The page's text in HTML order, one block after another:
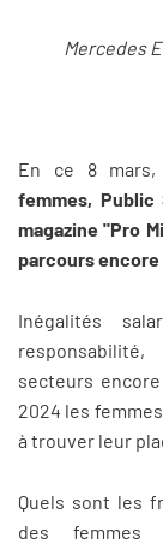
Mercedes
En ce 8 mars,
femmes,
magazine "Pro
parcours encore
Inégalités
secteurs
2024 les
à trouver leur
Quels sont les
des femmes